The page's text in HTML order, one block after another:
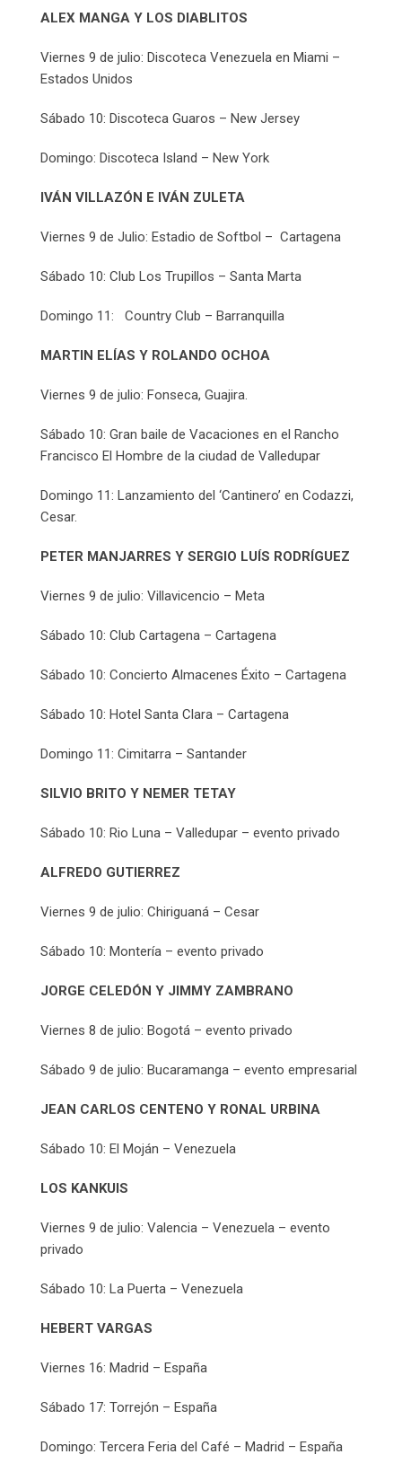
ALEX MANGA Y LOS DIABLITOS
Viernes 9 de julio: Discoteca Venezuela en Miami –
Estados Unidos
Sábado 10: Discoteca Guaros – New Jersey
Domingo: Discoteca Island – New York
IVÁN VILLAZÓN E IVÁN ZULETA
Viernes 9 de Julio: Estadio de Softbol – Cartagena
Sábado 10: Club Los Trupillos – Santa Marta
Domingo 11: Country Club – Barranquilla
MARTIN ELÍAS Y ROLANDO OCHOA
Viernes 9 de julio: Fonseca, Guajira.
Sábado 10: Gran baile de Vacaciones en el Rancho
Francisco El Hombre de la ciudad de Valledupar
Domingo 11: Lanzamiento del ‘Cantinero’ en Codazzi,
Cesar.
PETER MANJARRES Y SERGIO LUÍS RODRÍGUEZ
Viernes 9 de julio: Villavicencio – Meta
Sábado 10: Club Cartagena – Cartagena
Sábado 10: Concierto Almacenes Éxito – Cartagena
Sábado 10: Hotel Santa Clara – Cartagena
Domingo 11: Cimitarra – Santander
SILVIO BRITO Y NEMER TETAY
Sábado 10: Rio Luna – Valledupar – evento privado
ALFREDO GUTIERREZ
Viernes 9 de julio: Chiriguaná – Cesar
Sábado 10: Montería – evento privado
JORGE CELEDÓN Y JIMMY ZAMBRANO
Viernes 8 de julio: Bogotá – evento privado
Sábado 9 de julio: Bucaramanga – evento empresarial
JEAN CARLOS CENTENO Y RONAL URBINA
Sábado 10: El Moján – Venezuela
LOS KANKUIS
Viernes 9 de julio: Valencia – Venezuela – evento
privado
Sábado 10: La Puerta – Venezuela
HEBERT VARGAS
Viernes 16: Madrid – España
Sábado 17: Torrejón – España
Domingo: Tercera Feria del Café – Madrid – España